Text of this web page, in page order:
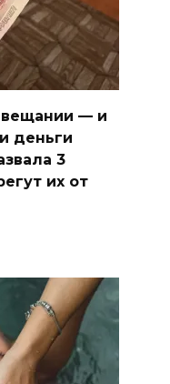
— и
деньги
3
их от